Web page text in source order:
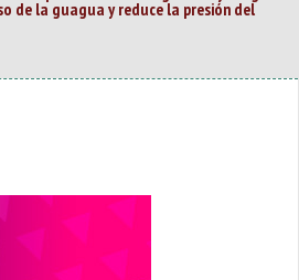
de la guagua y reduce la presión del